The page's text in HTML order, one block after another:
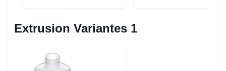
Extrusion Variantes 1